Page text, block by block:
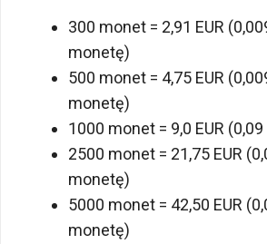
300 monet = 2,91 EUR
monetę)
500 monet = 4,75 EUR
monetę)
1000 monet = 9,0 EUR
2500 monet = 21,75 EUR
monetę)
5000 monet = 42,50 EUR
monetę)